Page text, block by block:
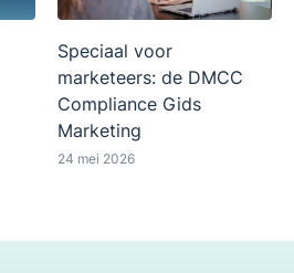
Speciaal voor
marketeers: de DMCC
Compliance Gids
Marketing
24 mei 2026